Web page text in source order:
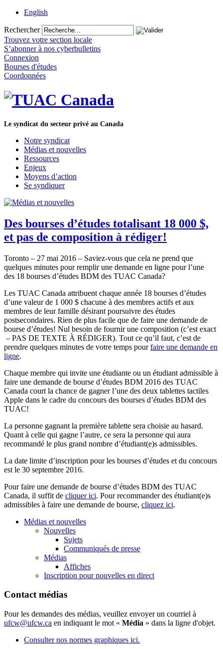
English
Rechercher
Trouvez votre section locale
S’abonner à nos cyberbulletins
Connexion
Bourses d'études
Coordonnées
Le syndicat du secteur privé au Canada
Notre syndicat
Médias et nouvelles
Ressources
Enjeux
Moyens d’action
Se syndiquer
Des bourses d’études totalisant 18 000 $,
et pas de composition à rédiger!
Toronto – 27 mai 2016 – Saviez-vous que cela ne prend que
quelques minutes pour remplir une demande en ligne pour l’une
des 18 bourses d’études BDM des TUAC Canada?
Les TUAC Canada attribuent chaque année 18 bourses d’études
d’une valeur de 1 000 $ chacune à des membres actifs et aux
membres de leur famille désirant poursuivre des études
postsecondaires. Rien de plus facile que de faire une demande de
bourse d’études! Nul besoin de fournir une composition (c’est exact
– PAS DE TEXTE À RÉDIGER). Tout ce qu’il faut, c’est de
prendre quelques minutes de votre temps pourfaire une demande en
ligne.
Chaque membre qui invite une étudiante ou un étudiant admissible à
faire une demande de bourse d’études BDM 2016 des TUAC
Canada court la chance de gagner l’une des deux tablettes tactiles
Apple dans le cadre du concours des bourses d’études BDM des
TUAC!
La personne gagnant la première tablette sera choisie au hasard.
Quant à celle qui gagne l’autre, ce sera la personne qui aura
recommandé le plus grand nombre d’étudiant(e)s admissibles.
La date limite d’inscription pour les bourses d’études et du concours
est le 30 septembre 2016.
Pour faire une demande de bourse d’études BDM des TUAC
Canada, il suffit de cliquer ici. Pour recommander des étudiant(e)s
admissibles à faire une demande de bourse, cliquez ici.
Médias et nouvelles
Nouvelles
Sujets
Communiqués de presse
Médias
Affiches
Inscription pour nouvelles en direct
Contact médias
Pour les demandes des médias, veuillez envoyer un courriel à
ufcw@ufcw.ca en indiquant le mot « Média » dans la ligne d'objet.
Consulter nos normes graphiques ici.